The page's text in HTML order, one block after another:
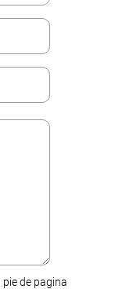
de pagina